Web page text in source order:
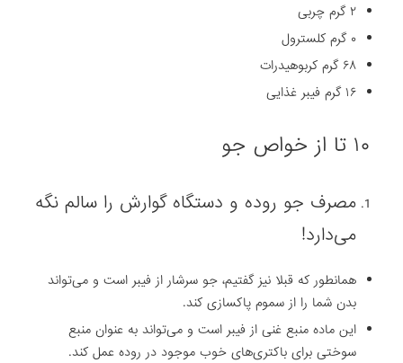
۲ گرم چربی
۰ گرم کلسترول
۶۸ گرم کربوهیدرات
۱۶ گرم فیبر غذایی
۱۰ تا از خواص جو
‎مصرف جو روده و دستگاه گوارش را سالم نگه
‏می‌دارد!
‎همانطور که قبلا نیز گفتیم، جو سرشار از فیبر است و ‏می‌تواند
بدن شما را از سموم پاکسازی کند.
این ماده منبع غنی از فیبر است و می‌تواند به عنوان ‏منبع
سوختی برای باکتری‌های خوب موجود در روده عمل کند.